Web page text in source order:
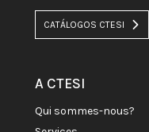
CATÁLOGOS CTESI
A CTESI
qui sommes-nous?